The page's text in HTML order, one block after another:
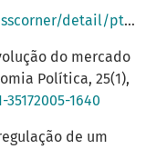
detail/pt/IP_20_940
do mercado
Política, 25(1),
1640
de um